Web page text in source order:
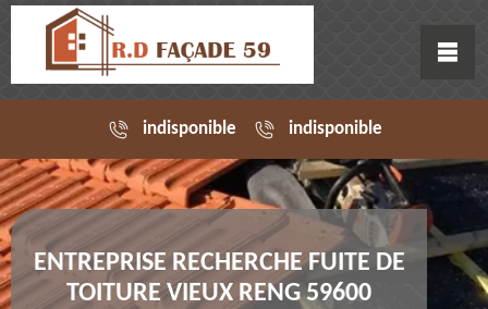
indisponible indisponible
ENTREPRISE RECHERCHE FUITE DE
TOITURE VIEUX RENG 59600